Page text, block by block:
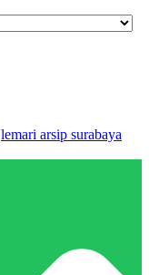
lemari arsip surabaya